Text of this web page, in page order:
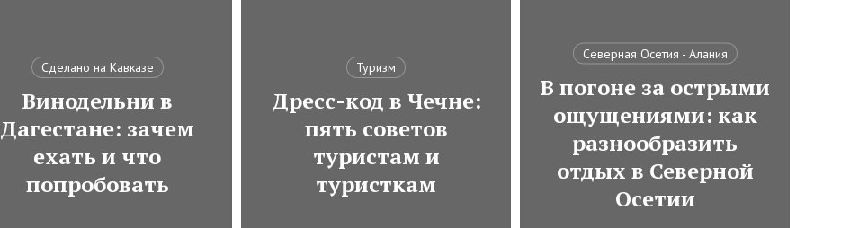
Сделано на Кавказе
Винодельни в
Дагестане: зачем
ехать и что
попробовать
Туризм
Дресс-код в Чечне:
пять советов
туристам и
туристкам
Северная Осетия - Алания
В погоне за острыми
ощущениями: как
разнообразить
отдых в Северной
Осетии